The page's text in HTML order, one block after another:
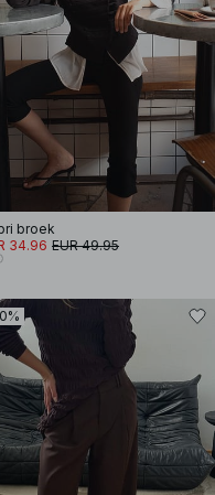
broek
34.96 EUR 49.95